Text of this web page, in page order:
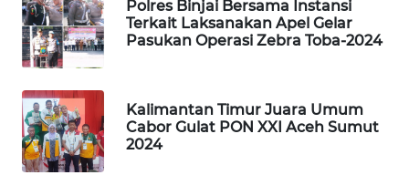
Polres Binjai Bersama Instansi
Terkait Laksanakan Apel Gelar
Pasukan Operasi Zebra Toba-2024
Kalimantan Timur Juara Umum
Cabor Gulat PON XXI Aceh Sumut
2024
HUMBANG
NEWS
NEWS
FISUELRI
ID